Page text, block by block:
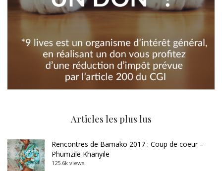
Articles les plus lus
Rencontres de Bamako 2017 : Coup de coeur –
Phumzile Khanyile
125.6k views